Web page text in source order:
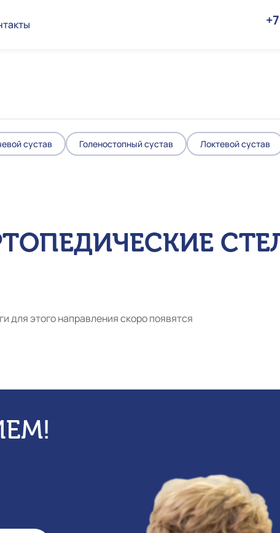
сустав Голеностопный сустав Локтевой сустав
для этого направления скоро появятся